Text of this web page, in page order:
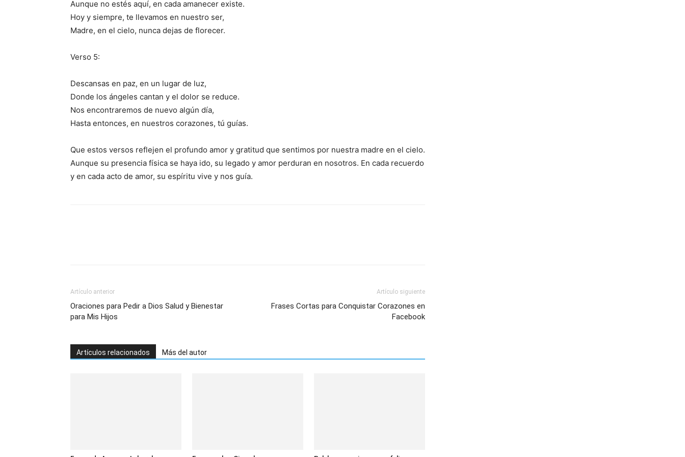
Aunque no estés aquí, en cada amanecer existe.
Hoy y siempre, te llevamos en nuestro ser,
Madre, en el cielo, nunca dejas de florecer.
Verso 5:
Descansas en paz, en un lugar de luz,
Donde los ángeles cantan y el dolor se reduce.
Nos encontraremos de nuevo algún día,
Hasta entonces, en nuestros corazones, tú guías.
Que estos versos reflejen el profundo amor y gratitud que sentimos por nuestra madre en el cielo.
Aunque su presencia física se haya ido, su legado y amor perduran en nosotros. En cada recuerdo
y en cada acto de amor, su espíritu vive y nos guía.
Artículo anterior
Oraciones para Pedir a Dios Salud y Bienestar
para Mis Hijos
Artículo siguiente
Frases Cortas para Conquistar Corazones en
Facebook
Artículos relacionados Más del autor